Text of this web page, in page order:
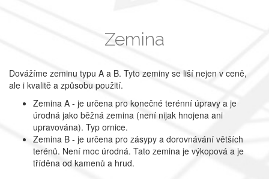
Zemina
Dovážíme zeminu typu A a B. Tyto zeminy se liší nejen v ceně,
ale i kvalitě a způsobu použití.
Zemina A - je určena pro konečné terénní úpravy a je
úrodná jako běžná zemina (není nijak hnojena ani
upravována). Typ ornice.
Zemina B - je určena pro zásypy a dorovnávání větších
terénů. Není moc úrodná. Tato zemina je výkopová a je
tříděna od kamenů a hrud.